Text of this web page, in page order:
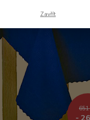
651
Zavřít